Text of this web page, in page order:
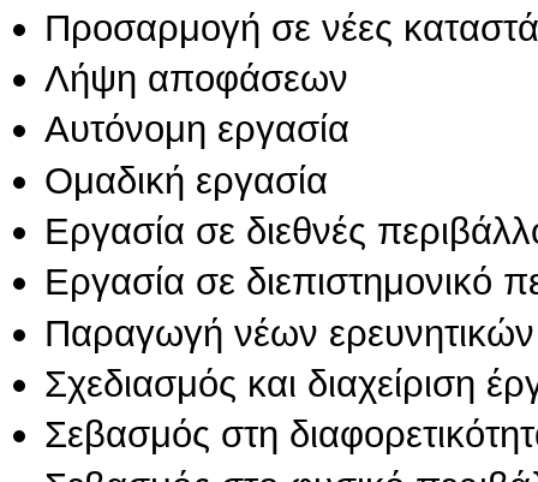
Προσαρμογή σε νέες
Λήψη αποφάσεων
Αυτόνομη εργασία
Ομαδική εργασία
Εργασία σε διεθνές
Εργασία σε διεπιστημονικό
Παραγωγή νέων
Σχεδιασμός και διαχείριση
Σεβασμός στη